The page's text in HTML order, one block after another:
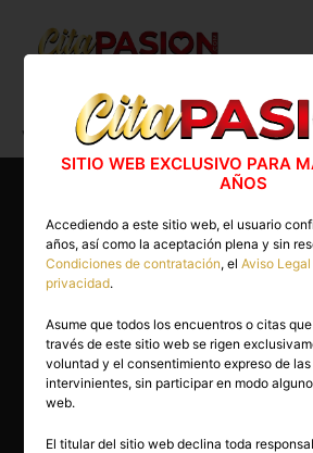
Cita PASION.COM>Escorts>
Valencia capital>Sara
SITIO WEB EXCLUSIVO PARA
AÑOS
Accediendo a este sitio web, el usuario
años, así como la aceptación plena y sin
Condiciones de contratación, elAviso Legal
privacidad.
Asume que todos los encuentros o citas
través de este sitio web se rigen
voluntad y el consentimiento expreso de
intervinientes, sin participar en modo
web.
El titular del sitio web declina toda